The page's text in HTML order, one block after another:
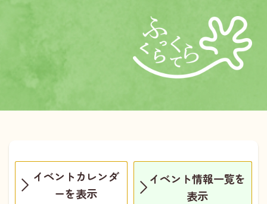
イベントカレンダ
ーを表示
イベント情報一覧を
表示